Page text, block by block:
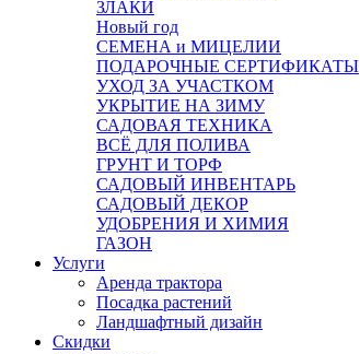
ЗЛАКИ
Новый год
СЕМЕНА и МИЦЕЛИИ
ПОДАРОЧНЫЕ СЕРТИФИКАТЫ
УХОД ЗА УЧАСТКОМ
УКРЫТИЕ НА ЗИМУ
САДОВАЯ ТЕХНИКА
ВСЁ ДЛЯ ПОЛИВА
ГРУНТ И ТОРФ
САДОВЫЙ ИНВЕНТАРЬ
САДОВЫЙ ДЕКОР
УДОБРЕНИЯ И ХИМИЯ
ГАЗОН
Услуги
Аренда трактора
Посадка растений
Ландшафтный дизайн
Скидки